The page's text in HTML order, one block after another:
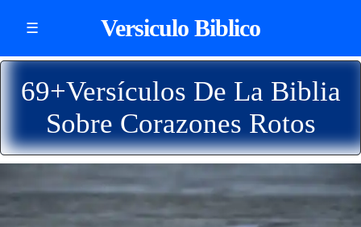
☰ Versiculo Biblico
69+Versículos De La Biblia
Sobre Corazones Rotos